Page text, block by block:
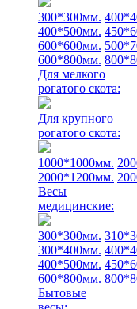
300*300мм.
400*500мм.
600*600мм.
600*800мм.
Для мелкого
рогатого скота:
Для крупного
рогатого скота:
1000*1000мм.
2000*1200мм.
Весы
медицинские:
300*300мм.
300*400мм.
400*500мм.
600*800мм.
Бытовые